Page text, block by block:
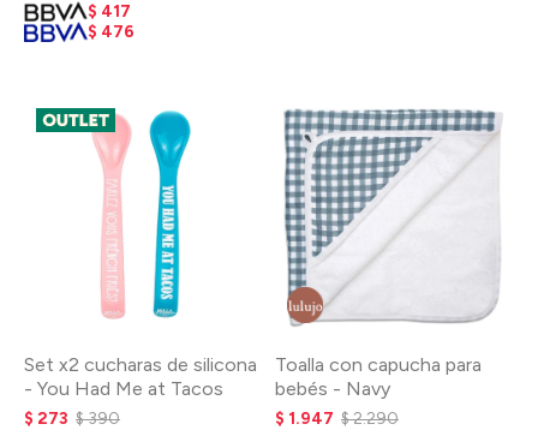
$ 417
$ 476
Set x2 cucharas de silicona
- You Had Me at Tacos
$ 273 $390
Toalla con capucha para
bebés - Navy
$ 1.947 $2.290